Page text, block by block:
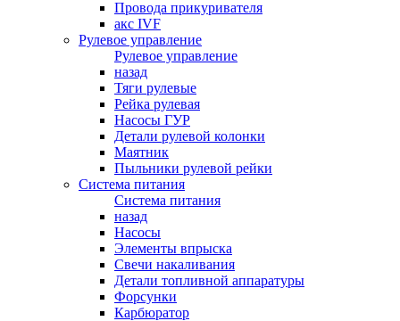
Провода прикуривателя
акс IVF
Рулевое управление
Рулевое управление
назад
Тяги рулевые
Рейка рулевая
Насосы ГУР
Детали рулевой колонки
Маятник
Пыльники рулевой рейки
Система питания
Система питания
назад
Насосы
Элементы впрыска
Свечи накаливания
Детали топливной аппаратуры
Форсунки
Карбюратор